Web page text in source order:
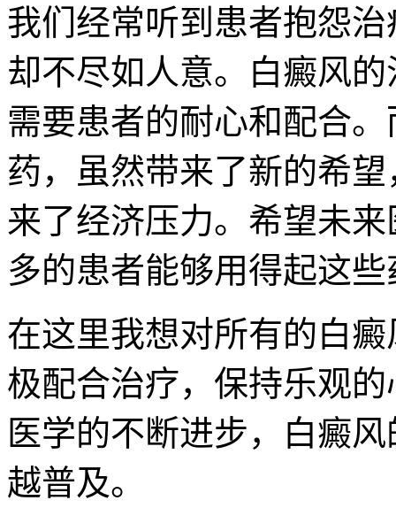
我们经常听到患者抱怨
却不尽如人意。白癜风
需要患者的耐心和配合
药，虽然带来了新的希
来了经济压力。希望未
多的患者能够用得起这
在这里我想对所有的白
极配合治疗，保持乐观
医学的不断进步，白癜
越普及。